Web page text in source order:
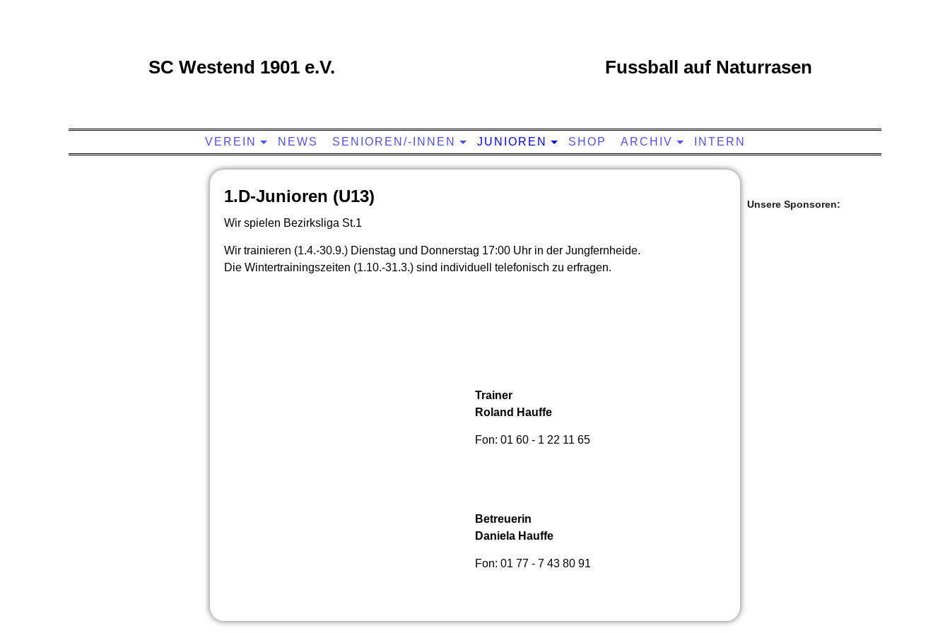
SC Westend 1901 e.V. Fussball auf Naturrasen
VEREIN NEWS SENIOREN/-INNEN JUNIOREN SHOP ARCHIV INTERN
1.D-Junioren (U13)
Wir spielen Bezirksliga St.1
Wir trainieren (1.4.-30.9.) Dienstag und Donnerstag 17:00 Uhr in der Jungfernheide.
Die Wintertrainingszeiten (1.10.-31.3.) sind individuell telefonisch zu erfragen.
Trainer
Roland Hauffe
Fon: 01 60 - 1 22 11 65
Betreuerin
Daniela Hauffe
Fon: 01 77 - 7 43 80 91
Unsere Sponsoren: